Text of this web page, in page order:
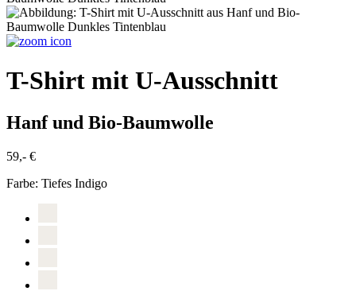
T-Shirt mit U-Ausschnitt
Hanf und Bio-Baumwolle
59,- €
Farbe: Tiefes Indigo